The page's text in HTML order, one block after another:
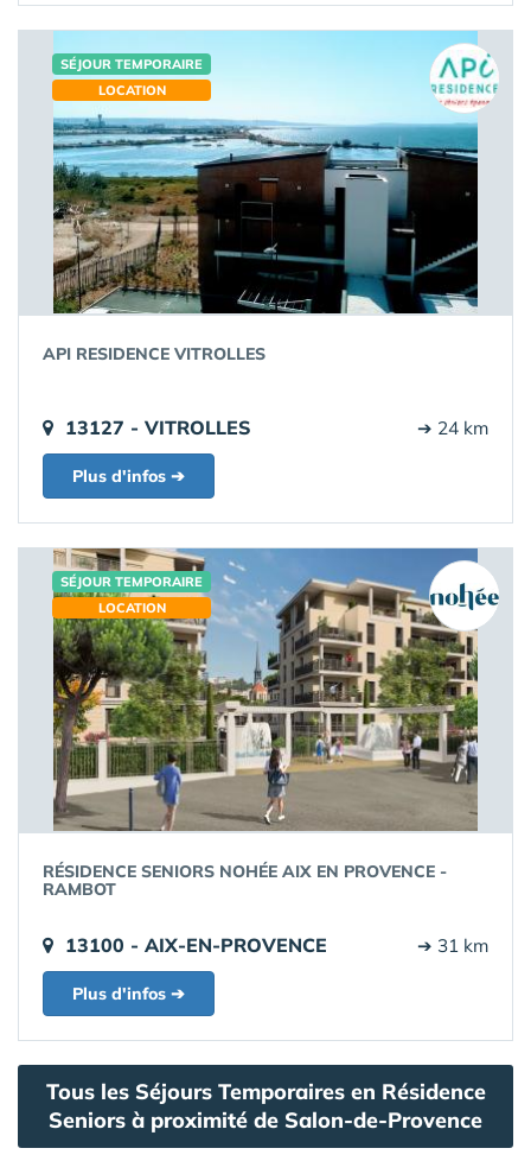
SÉJOUR TEMPORAIRE
LOCATION
API RESIDENCE VITROLLES
13127 - VITROLLES ➔ 24 km
Plus d'infos ➔
SÉJOUR TEMPORAIRE
LOCATION
RÉSIDENCE SENIORS NOHÉE AIX EN PROVENCE -
RAMBOT
13100 - AIX-EN-PROVENCE ➔ 31 km
Plus d'infos ➔
Tous les Séjours Temporaires en Résidence
Seniors à proximité de Salon-de-Provence